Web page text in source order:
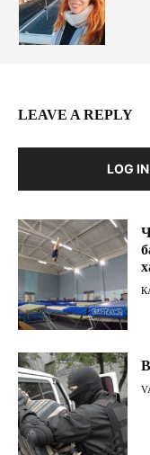
LEAVE A REPLY
LOG